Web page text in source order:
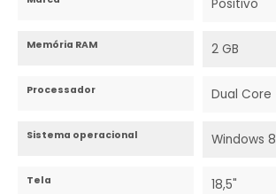
Positivo
Memória RAM 2 GB
Processador Dual Core
Sistema operacional Windows 8
Tela 18,5"